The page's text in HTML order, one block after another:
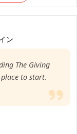
ン
The Giving
to start.